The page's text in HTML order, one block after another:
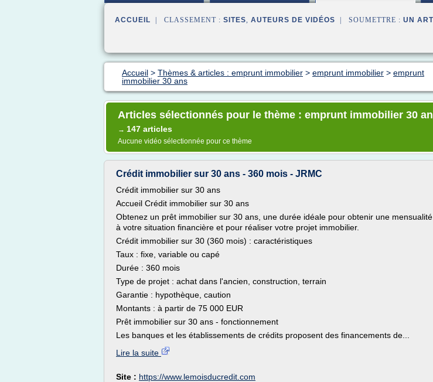
ACCUEIL | CLASSEMENT : SITES, AUTEURS DE VIDÉOS | SOUMETTRE : UN
Accueil > Thèmes & articles : emprunt immobilier > emprunt immobilier > emprunt
immobilier 30 ans
Articles sélectionnés pour le thème : emprunt immobilier 30
→ 147 articles
Aucune vidéo sélectionnée pour ce thème
Crédit immobilier sur 30 ans - 360 mois - JRMC
Crédit immobilier sur 30 ans
Accueil Crédit immobilier sur 30 ans
Obtenez un prêt immobilier sur 30 ans, une durée idéale pour obtenir une
à votre situation financière et pour réaliser votre projet immobilier.
Crédit immobilier sur 30 (360 mois) : caractéristiques
Taux : fixe, variable ou capé
Durée : 360 mois
Type de projet : achat dans l'ancien, construction, terrain
Garantie : hypothèque, caution
Montants : à partir de 75 000 EUR
Prêt immobilier sur 30 ans - fonctionnement
Les banques et les établissements de crédits proposent des financements de...
Lire la suite
Site : https://www.lemoisducredit.com